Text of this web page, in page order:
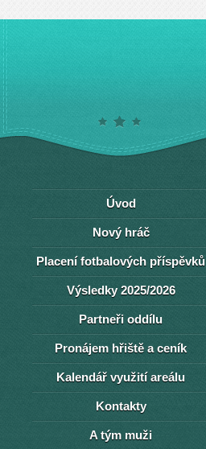
Úvod
Nový hráč
Placení fotbalových příspěvků
Výsledky 2025/2026
Partneři oddílu
Pronájem hřiště a ceník
Kalendář využití areálu
Kontakty
A tým muži